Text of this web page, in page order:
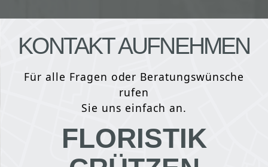
KONTAKT AUFNEHMEN
Für alle Fragen oder Beratungswünsche
rufen
Sie uns einfach an.
FLORISTIK